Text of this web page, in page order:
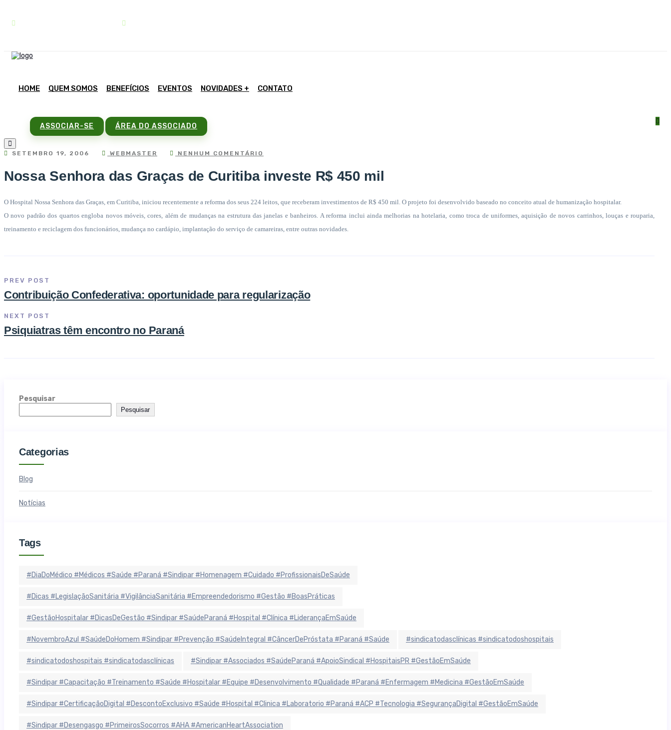
HOME QUEM SOMOS BENEFÍCIOS EVENTOS NOVIDADES CONTATO
ASSOCIAR-SE ÁREA DO ASSOCIADO
SETEMBRO 19, 2006 WEBMASTER NENHUM COMENTÁRIO
Nossa Senhora das Graças de Curitiba investe R$ 450 mil
O Hospital Nossa Senhora das Graças, em Curitiba, iniciou recentemente a reforma dos seus 224 leitos, que receberam investimentos de R$ 450 mil. O projeto foi desenvolvido baseado no conceito atual de humanização hospitalar.
O novo padrão dos quartos engloba novos móveis, cores, além de mudanças na estrutura das janelas e banheiros. A reforma inclui ainda melhorias na hotelaria, como troca de uniformes, aquisição de novos carrinhos, louças e rouparia,
treinamento e reciclagem dos funcionários, mudança no cardápio, implantação do serviço de camareiras, entre outras novidades.
PREV POST
Contribuição Confederativa: oportunidade para regularização
NEXT POST
Psiquiatras têm encontro no Paraná
Pesquisar
Pesquisar
Categorias
Blog
Notícias
Tags
#DiaDoMédico #Médicos #Saúde #Paraná #Sindipar #Homenagem #Cuidado #ProfissionaisDeSaúde
#Dicas #LegislaçãoSanitária #VigilânciaSanitária #Empreendedorismo #Gestão #BoasPráticas
#GestãoHospitalar #DicasDeGestão #Sindipar #SaúdeParaná #Hospital #Clínica #LiderançaEmSaúde
#NovembroAzul #SaúdeDoHomem #Sindipar #Prevenção #SaúdeIntegral #CâncerDePróstata #Paraná #Saúde #sindicatodasclínicas #sindicatodoshospitais
#sindicatodoshospitais #sindicatodasclínicas #Sindipar #Associados #SaúdeParaná #ApoioSindical #HospitaisPR #GestãoEmSaúde
#Sindipar #Capacitação #Treinamento #Saúde #Hospitalar #Equipe #Desenvolvimento #Qualidade #Paraná #Enfermagem #Medicina #GestãoEmSaúde
#Sindipar #CertificaçãoDigital #DescontoExclusivo #Saúde #Hospital #Clinica #Laboratorio #Paraná #ACP #Tecnologia #SegurançaDigital #GestãoEmSaúde
#Sindipar #Desengasgo #PrimeirosSocorros #AHA #AmericanHeartAssociation